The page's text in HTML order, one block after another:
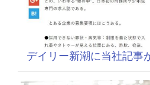
デイリー新潮に当社記事